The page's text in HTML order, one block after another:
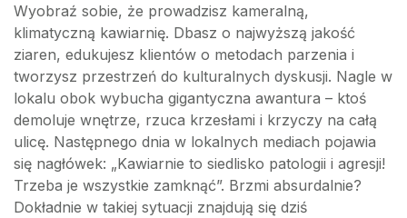
Wyobraź sobie, że prowadzisz kameralną,
klimatyczną kawiarnię. Dbasz o najwyższą jakość
ziaren, edukujesz klientów o metodach parzenia i
tworzysz przestrzeń do kulturalnych dyskusji. Nagle w
lokalu obok wybucha gigantyczna awantura – ktoś
demoluje wnętrze, rzuca krzesłami i krzyczy na całą
ulicę. Następnego dnia w lokalnych mediach pojawia
się nagłówek: „Kawiarnie to siedlisko patologii i agresji!
Trzeba je wszystkie zamknąć”. Brzmi absurdalnie?
Dokładnie w takiej sytuacji znajdują się dziś